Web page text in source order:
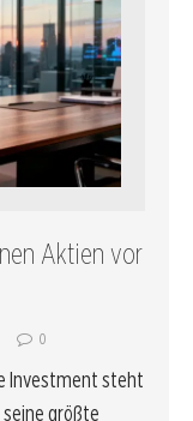
Aktien vor
0
Investment steht
größte